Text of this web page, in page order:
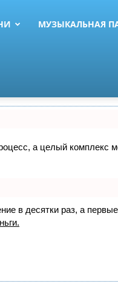
МУЗЫКАЛЬНАЯ
а целый комплекс
в десятки раз, а